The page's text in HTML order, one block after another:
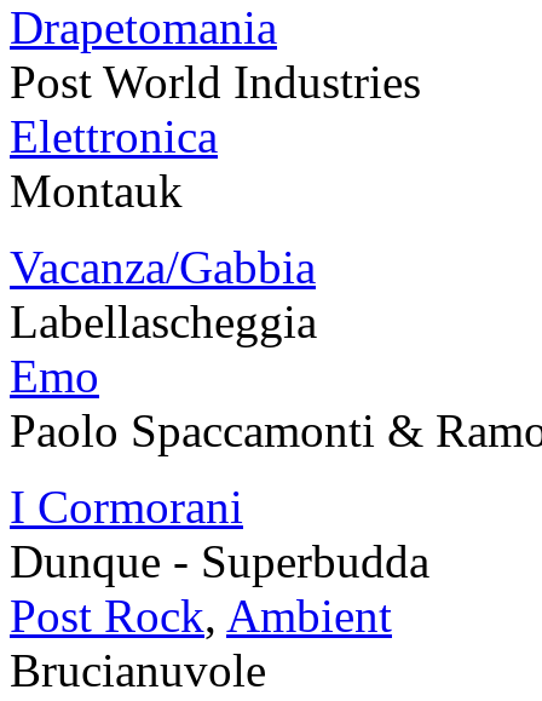
Drapetomania
Post World Industries
Elettronica
Montauk
Vacanza/Gabbia
Labellascheggia
Emo
Paolo Spaccamonti &
I Cormorani
Dunque - Superbudda
Post Rock, Ambient
Brucianuvole